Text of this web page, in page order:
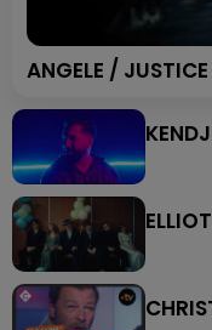
ANGELE /